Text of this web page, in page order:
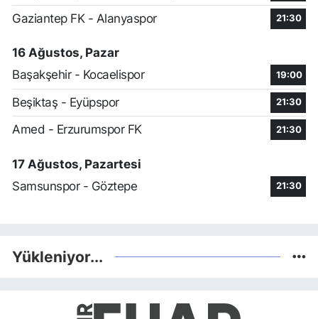
Gaziantep FK - Alanyaspor 21:30
16 Ağustos, Pazar
Başakşehir - Kocaelispor
19:00
Beşiktaş - Eyüpspor 21:30
Amed - Erzurumspor FK 21:30
17 Ağustos, Pazartesi
Samsunspor - Göztepe
21:30
Yükleniyor...